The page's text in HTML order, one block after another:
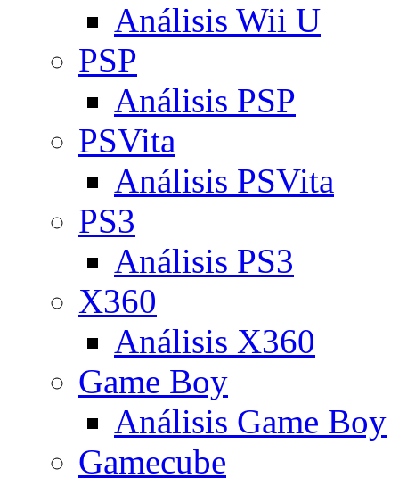
Análisis Wii U
PSP
Análisis PSP
PSVita
Análisis PSVita
PS3
Análisis PS3
X360
Análisis X360
Game Boy
Análisis Game Boy
Gamecube